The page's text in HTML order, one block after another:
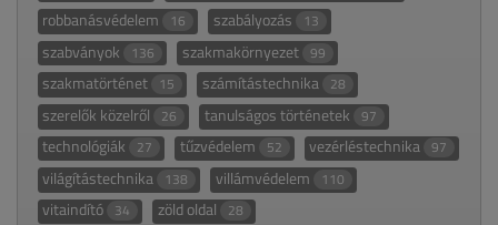
robbanásvédelem 16 szabályozás 13
szabványok 136 szakmakörnyezet 99
szakmatörténet 15 számítástechnika 28
szerelők közelről 26 tanulságos történetek 97
technológiák 27 tűzvédelem 52 vezérléstechnika 97
világítástechnika 138 villámvédelem 110
vitaindító 34 zöld oldal 28